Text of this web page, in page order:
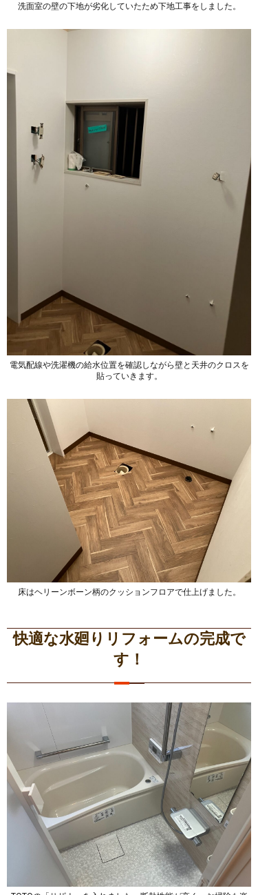
洗面室の壁の下地が劣化していたため下地工事をしました。
電気配線や洗濯機の給水位置を確認しながら壁と天井のクロスを
貼っていきます。
床はヘリーンボーン柄のクッションフロアで仕上げました。
快適な水廻りリフォームの完成で
す！